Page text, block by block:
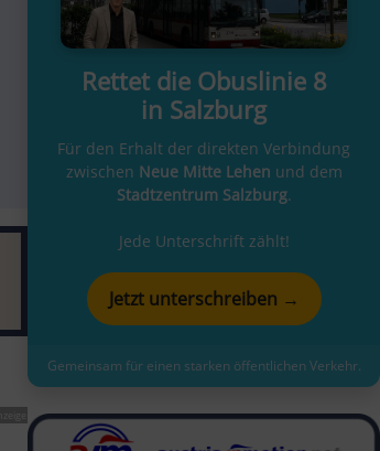
Rettet die Obuslinie 8
in Salzburg
Für den Erhalt der direkten Verbindung
zwischen Neue Mitte Lehen und dem
Stadtzentrum Salzburg.
Jede Unterschrift zählt!
Jetzt unterschreiben →
Gemeinsam für einen starken öffentlichen Verkehr.